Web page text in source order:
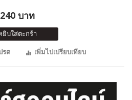
240 บาท
ยิบใส่ตะกร้า
รด
เพิ่มไปเปรียบเทียบ